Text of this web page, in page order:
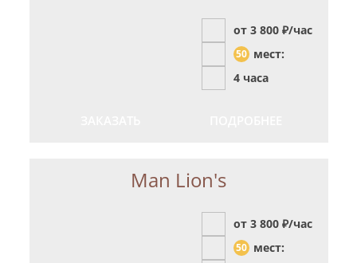
от 3 800 ₽/час
50 мест:
4 часа
Man Lion's
от 3 800 ₽/час
50 мест: